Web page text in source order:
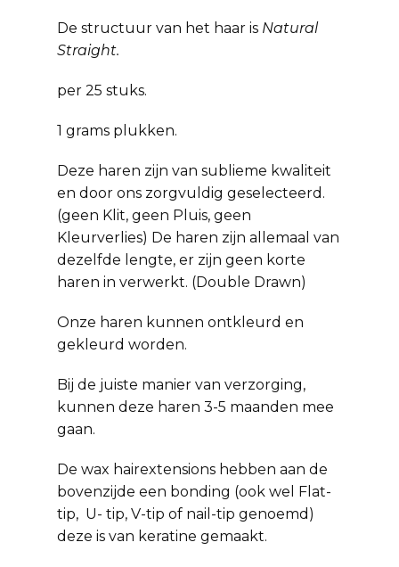
De structuur van het haar is Natural
Straight.
per 25 stuks.
1 grams plukken.
Deze haren zijn van sublieme kwaliteit
en door ons zorgvuldig geselecteerd.
(geen Klit, geen Pluis, geen
Kleurverlies) De haren zijn allemaal van
dezelfde lengte, er zijn geen korte
haren in verwerkt. (Double Drawn)
Onze haren kunnen ontkleurd en
gekleurd worden.
Bij de juiste manier van verzorging,
kunnen deze haren 3-5 maanden mee
gaan.
De wax hairextensions hebben aan de
bovenzijde een bonding (ook wel Flat-
tip, U- tip, V-tip of nail-tip genoemd)
deze is van keratine gemaakt.